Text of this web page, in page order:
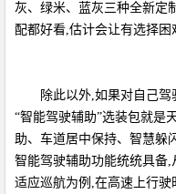
灰、绿米、蓝灰三种全新定
配都好看,估计会让有选择困
除此以外,如果对自己驾
“智能驾驶辅助”选装包就是
助、车道居中保持、智慧躲
智能驾驶辅助功能统统具备
适应巡航为例,在高速上行